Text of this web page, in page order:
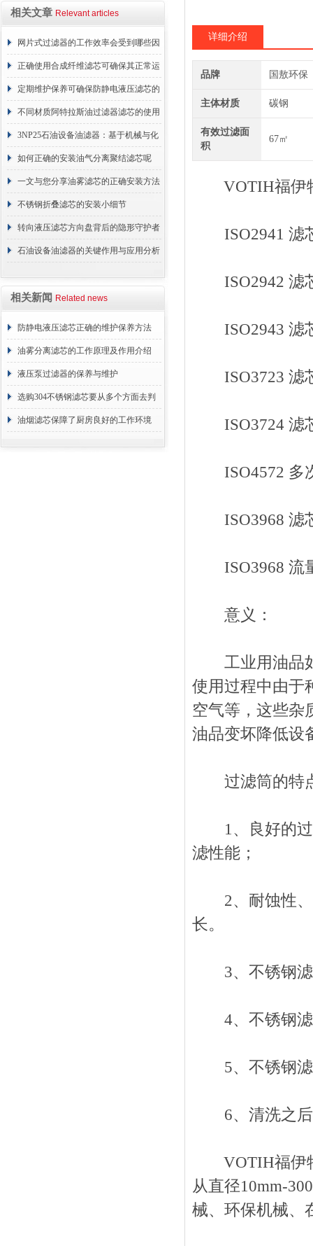
相关文章 Relevant articles
网片式过滤器的工作效率会受到哪些因
素的影响？
正确使用合成纤维滤芯可确保其正常运
行
定期维护保养可确保防静电液压滤芯的
正常工作
不同材质阿特拉斯油过滤器滤芯的使用
周期区别介绍
3NP25石油设备油滤器：基于机械与化
学协同的油液净化核心
如何正确的安装油气分离聚结滤芯呢
一文与您分享油雾滤芯的正确安装方法
不锈钢折叠滤芯的安装小细节
转向液压滤芯方向盘背后的隐形守护者
石油设备油滤器的关键作用与应用分析
相关新闻 Related news
防静电液压滤芯正确的维护保养方法
油雾分离滤芯的工作原理及作用介绍
液压泵过滤器的保养与维护
选购304不锈钢滤芯要从多个方面去判
断
油烟滤芯保障了厨房良好的工作环境
详细介绍
品牌 国敖环保
主体材质 碳钢
有效过滤面
积
67㎡
VOTIH福伊
ISO2941 滤
ISO2942 滤
ISO2943 滤
ISO3723 滤
ISO3724 滤
ISO4572 多
ISO3968 滤
ISO3968 流
意义：
工业用油品如
使用过程中由于
空气等，这些杂
油品变坏降低设
过滤筒的特
1、良好的过
滤性能；
2、耐蚀性、
长。
3、不锈钢滤
4、不锈钢滤
5、不锈钢滤
6、清洗之后
VOTIH福伊特
从直径10mm-
械、环保机械、